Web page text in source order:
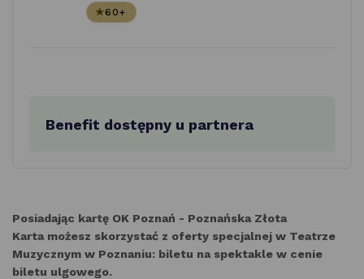
60+
Benefit dostępny u partnera
Posiadając kartę OK Poznań - Poznańska Złota
Karta możesz skorzystać z oferty specjalnej w Teatrze
Muzycznym w Poznaniu: biletu na spektakle w cenie
biletu ulgowego.